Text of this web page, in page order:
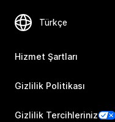
Hizmet Şartları
Gizlilik Politikası
Gizlilik Tercihleriniz